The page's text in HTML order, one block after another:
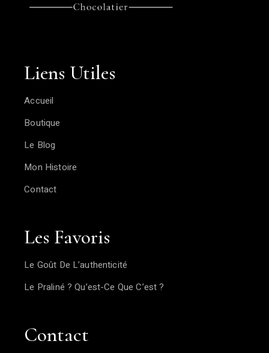
Liens Utiles
Accueil
Boutique
Le Blog
Mon Histoire
Contact
Les Favoris
Le Goût De L’authenticité
Le Praliné ? Qu’est-Ce Que C’est ?
Contact